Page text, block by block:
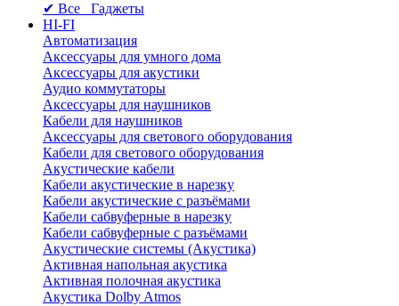
✔ Все Гаджеты
HI-FI
Автоматизация
Аксессуары для умного дома
Аксессуары для акустики
Аудио коммутаторы
Аксессуары для наушников
Кабели для наушников
Аксессуары для светового оборудования
Кабели для светового оборудования
Акустические кабели
Кабели акустические в нарезку
Кабели акустические с разъёмами
Кабели сабвуферные в нарезку
Кабели сабвуферные с разъёмами
Акустические системы (Акустика)
Активная напольная акустика
Активная полочная акустика
Акустика Dolby Atmos